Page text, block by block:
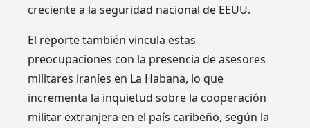
creciente a la seguridad nacional de EEUU.
El reporte también vincula estas
preocupaciones con la presencia de asesores
militares iraníes en La Habana, lo que
incrementa la inquietud sobre la cooperación
militar extranjera en el país caribeño, según la